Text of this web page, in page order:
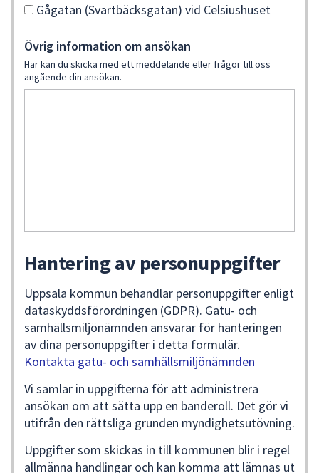
Gågatan (Svartbäcksgatan) vid Celsiushuset
Övrig information om ansökan
Här kan du skicka med ett meddelande eller frågor till oss
angående din ansökan.
Hantering av personuppgifter
Uppsala kommun behandlar personuppgifter enligt
dataskyddsförordningen (GDPR). Gatu- och
samhällsmiljönämnden ansvarar för hanteringen
av dina personuppgifter i detta formulär.
Kontakta gatu- och samhällsmiljönämnden
Vi samlar in uppgifterna för att administrera
ansökan om att sätta upp en banderoll. Det gör vi
utifrån den rättsliga grunden myndighetsutövning.
Uppgifter som skickas in till kommunen blir i regel
allmänna handlingar och kan komma att lämnas ut